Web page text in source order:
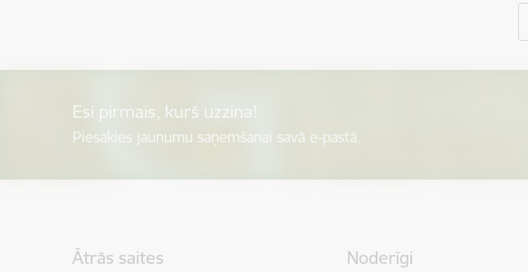
Esi pirmais, kurš uzzina!
Piesakies jaunumu saņemšanai savā e-pastā.
Ātrās saites Noderīgi